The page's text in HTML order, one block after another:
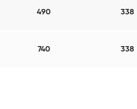
490 338
740 338